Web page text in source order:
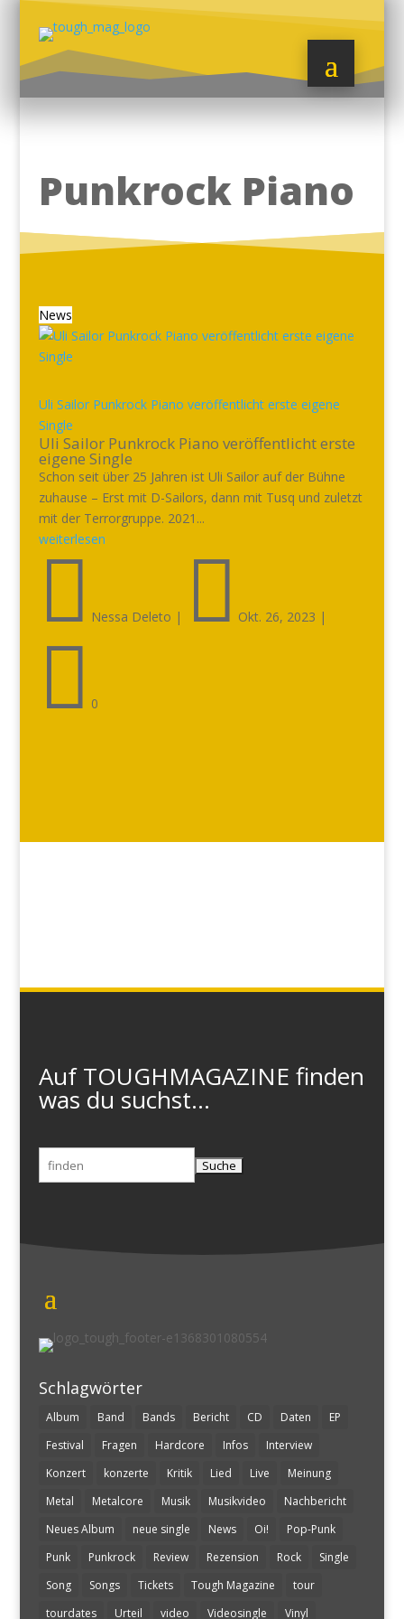
Punkrock Piano
News
Uli Sailor Punkrock Piano veröffentlicht erste eigene
Single
Uli Sailor Punkrock Piano veröffentlicht erste
eigene Single
Schon seit über 25 Jahren ist Uli Sailor auf der Bühne
zuhause – Erst mit D-Sailors, dann mit Tusq und zuletzt
mit der Terrorgruppe. 2021...
weiterlesen
 Nessa Deleto |  Okt. 26, 2023 |
 0
Auf TOUGHMAGAZINE finden
was du suchst...
Suchen
nach:
Schlagwörter
Album Band Bands Bericht CD Daten
EP
Festival
Fragen Hardcore Infos
Interview
Konzert
konzerte Kritik Lied Live
Meinung
Metal
Metalcore Musik Musikvideo
Nachbericht
Neues Album
neue single News Oi!
Pop-Punk
Punk
Punkrock Review Rezension Rock
Single
Song
Songs Tickets Tough Magazine
tour
tourdates
Urteil video Videosingle Vinyl